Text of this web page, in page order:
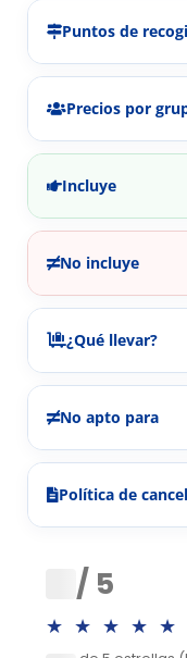
Puntos de
Precios por
Incluye
No incluye
¿Qué llevar?
No apto para
Política de
/ 5
★★★★★